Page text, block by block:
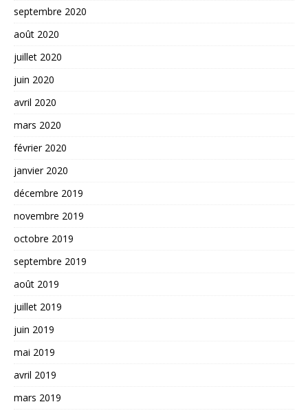
septembre 2020
août 2020
juillet 2020
juin 2020
avril 2020
mars 2020
février 2020
janvier 2020
décembre 2019
novembre 2019
octobre 2019
septembre 2019
août 2019
juillet 2019
juin 2019
mai 2019
avril 2019
mars 2019